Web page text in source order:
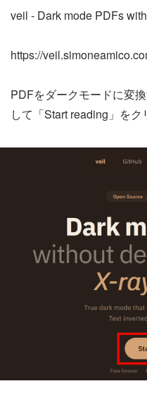
veil - Dark mode PDFs
https://
PDFをダークモードに変
して「Start reading」をク